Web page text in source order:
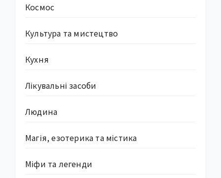
Космос
Культура та мистецтво
Кухня
Лікувальні засоби
Людина
Магія, езотерика та містика
Міфи та легенди